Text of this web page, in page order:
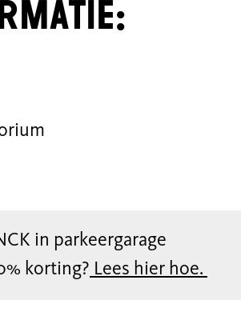
in parkeergarage
korting? Lees hier hoe.